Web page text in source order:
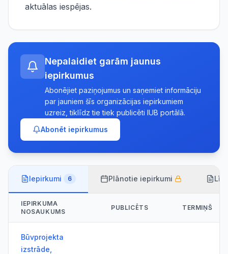
aktuālas iespējas.
Nepalaidiet garām jaunus
iepirkumus
Abonējiet paziņojumus un saņemiet informāciju
par jauniem šīs organizācijas iepirkumiem
uzreiz, tiklīdz tie tiek publicēti IUB portālā.
Abonēt iepirkumus
Iepirkumi 6 Plānotie iepirkumi
IEPIRKUMA
NOSAUKUMS
PUBLICĒTS TERMIŅŠ
Būvprojekta
izstrāde,